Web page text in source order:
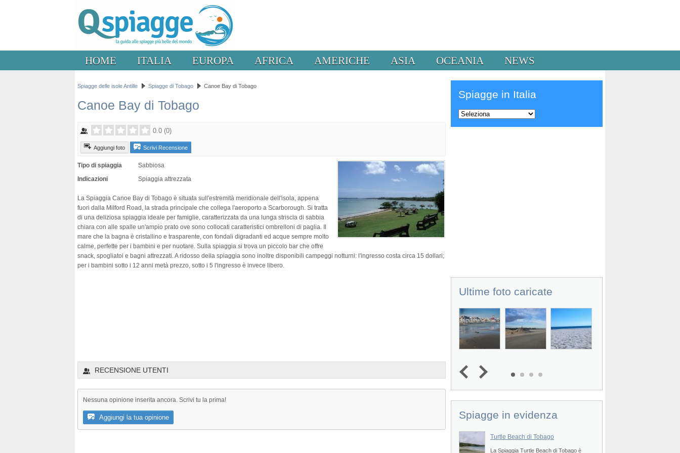
HOME ITALIA EUROPA AFRICA AMERICHE ASIA OCEANIA NEWS
Spiagge delle isole Antille Spiagge di Tobago Canoe Bay di Tobago
Canoe Bay di Tobago
0.0 (0)
Aggiungi foto Scrivi Recensione
Tipo di spiaggia Sabbiosa
Indicazioni Spiaggia attrezzata
La Spiaggia Canoe Bay di Tobago è situata sull'estremità meridionale dell'isola, appena
fuori dalla Milford Road, la strada principale che collega l'aeroporto a Scarborough. Si tratta
di una deliziosa spiaggia ideale per famiglie, caratterizzata da una lunga striscia di sabbia
chiara con alle spalle un'ampio prato ove sono collocati caratteristici ombrelloni di paglia. Il
mare che la bagna è cristallino e trasparente, con fondali digradanti ed acque sempre molto
calme, perfette per i bambini e per nuotare. Sulla spiaggia si trova un piccolo bar che offre
snack, spogliatoi e bagni attrezzati. A ridosso della spiaggia sono inoltre disponibili campeggi notturni: l'ingresso costa circa 15 dollari;
per i bambini sotto i 12 anni metà prezzo, sotto i 5 l'ingresso è invece libero.
RECENSIONE UTENTI
Nessuna opinione inserita ancora. Scrivi tu la prima!
Aggiungi la tua opinione
Spiagge in Italia
Ultime foto caricate
1 2 3 4
Spiagge in evidenza
Turtle Beach di Tobago
La Spiaggia Turtle Beach di Tobago è